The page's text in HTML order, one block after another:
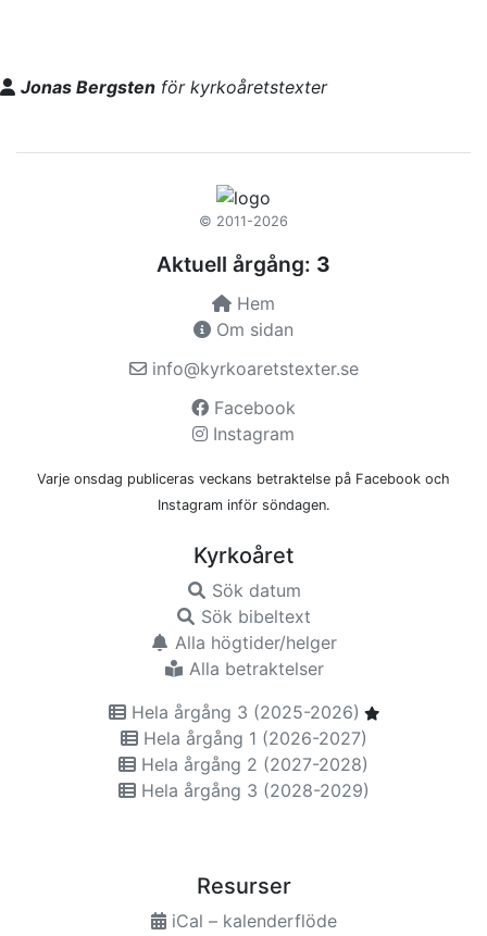
Jonas Bergsten för kyrkoåretstexter
© 2011-2026
Aktuell årgång: 3
Hem
Om sidan
info@kyrkoaretstexter.se
Facebook
Instagram
Varje onsdag publiceras veckans betraktelse på Facebook och
Instagram inför söndagen.
Kyrkoåret
Sök datum
Sök bibeltext
Alla högtider/helger
Alla betraktelser
Hela årgång 3 (2025-2026)
Hela årgång 1 (2026-2027)
Hela årgång 2 (2027-2028)
Hela årgång 3 (2028-2029)
Resurser
iCal – kalenderflöde